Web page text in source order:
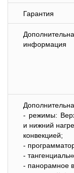
Гарантия
информация
- режимы:
и нижний
конвекцией;
-
-
- панорамное